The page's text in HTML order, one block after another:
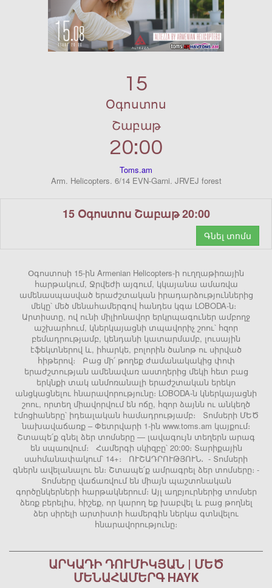
15
Օգոստոս
Շաբաթ
20:00
Toms.am
Arm. Helicopters. 6/14 EVN-Garni. JRVEJ forest
15 Օգոստոս Շաբաթ 20:00
Գնել տոմս
Օգոստոսի 15-ին Armenian Helicopters-ի ուղղաթիռային
հարթակում, Ջրվեժի այգում, կկայանա ամառվա
ամենասպասված երաժշտական իրադարձություններից
մեկը՝ մեծ մենահամերգով հանդես կգա LOBODA-ն։
Արտիստը, ով ունի միլիոնավոր երկրպագուներ ամբողջ
աշխարհում, կներկայացնի տպավորիչ շոու՝ հզոր
բեմադրությամբ, կենդանի կատարմամբ, լուսային
էֆեկտներով և, իհարկե, բոլորին ծանոթ ու սիրված
հիթերով։ Բաց մի՛ թողեք ժամանակակից փոփ
երաժշտության ամենավառ աստղերից մեկի հետ բաց
երկնքի տակ անմոռանալի երաժշտական երեկո
անցկացնելու հնարավորությունը։ LOBODA-ն կներկայացնի
շոու, որտեղ միավորվում են ոճը, հզոր ձայնն ու անկեղծ
էմոցիաները՝ իդեալական համադրությամբ։ Տոմսերի ՄԵԾ
նախավաճառք – Փետրվարի 1-ին www.toms.am կայքում։
Շտապե՛ք գնել ձեր տոմսերը — լավագույն տեղերն արագ
են սպառվում։ Համերգի սկիզբը՝ 20:00։ Տարիքային
սահմանափակում՝ 14+։ ՈՒՇԱԴՐՈՒԹՅՈՒՆ․ - Տոմսերի
գներն ավելանալու են։ Շտապե՛ք ամրագրել ձեր տոմսերը։ -
Տոմսերը վաճառվում են միայն պաշտոնական
գործընկերների հարթակներում։ Այլ աղբյուրներից տոմսեր
ձեռք բերելիս, հիշեք, որ կարող եք խաբվել և բաց թողնել
ձեր սիրելի արտիստի համերգին ներկա գտնվելու
հնարավորությունը։
ԱՐԿԱԴԻ ԴՈՒՄԻԿՅԱՆ | ՄԵԾ
ՄԵՆԱՀԱՄԵՐԳ HAYK